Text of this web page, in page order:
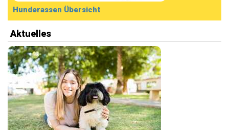
Hunderassen Übersicht
Aktuelles